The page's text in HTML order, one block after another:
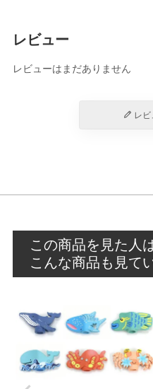
レビュー
レビューはまだありません
レビ
この商品を見た人
こんな商品も見て